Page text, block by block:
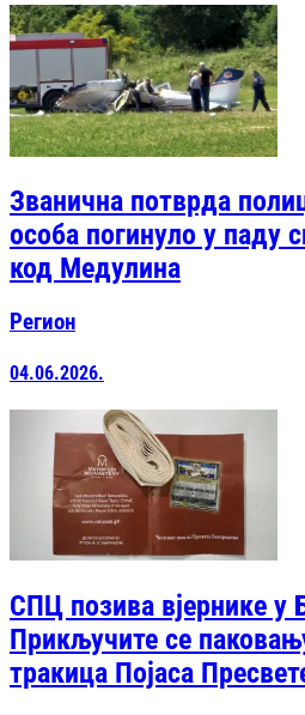
Званична потврда
особа погинуло у паду
код Медулина
Регион
04.06.2026.
СПЦ позива вјернике у
Прикључите се
тракица Појаса